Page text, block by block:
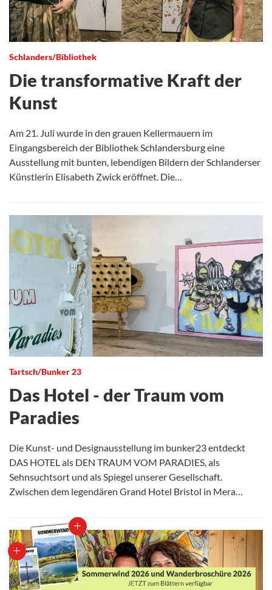
Schlanders/Bibliothek
Die transformative Kraft der
Kunst
Am 21. Juli wurde in den grauen Kellermauern im
Eingangsbereich der Bibliothek Schlandersburg eine
Ausstellung mit bunten, lebendigen Bildern der Schlanderser
Künstlerin Elisabeth Zwick eröffnet. Die…
Tartsch/Bunker 23
Das Hotel - der Traum vom
Paradies
Die Kunst- und Designausstellung im bunker23 entdeckt
DAS HOTEL als DEN TRAUM VOM PARADIES, als
Sehnsuchtsort und als Spiegel unserer Gesellschaft.
Zwischen dem legendären Grand Hotel Bristol in Mera…